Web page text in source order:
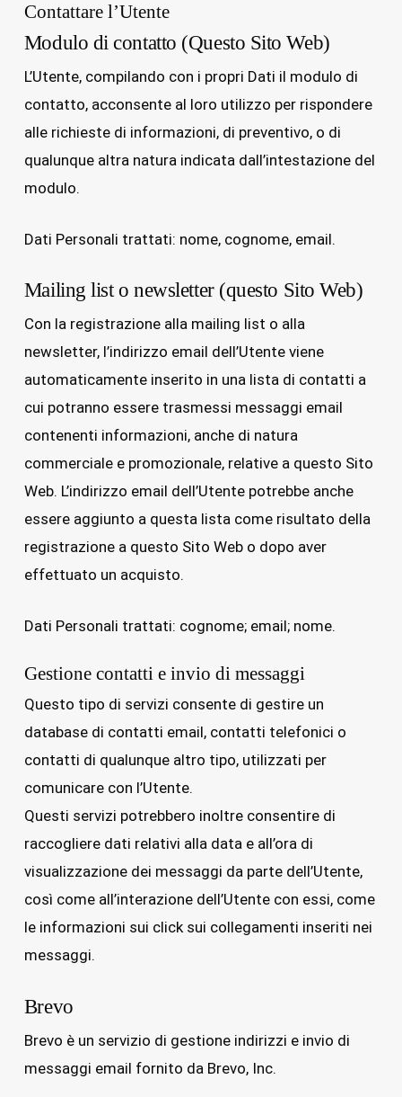
Contattare l’Utente
Modulo di contatto (Questo Sito Web)
L’Utente, compilando con i propri Dati il modulo di
contatto, acconsente al loro utilizzo per rispondere
alle richieste di informazioni, di preventivo, o di
qualunque altra natura indicata dall’intestazione del
modulo.
Dati Personali trattati: nome, cognome, email.
Mailing list o newsletter (questo Sito Web)
Con la registrazione alla mailing list o alla
newsletter, l’indirizzo email dell’Utente viene
automaticamente inserito in una lista di contatti a
cui potranno essere trasmessi messaggi email
contenenti informazioni, anche di natura
commerciale e promozionale, relative a questo Sito
Web. L’indirizzo email dell’Utente potrebbe anche
essere aggiunto a questa lista come risultato della
registrazione a questo Sito Web o dopo aver
effettuato un acquisto.
Dati Personali trattati: cognome; email; nome.
Gestione contatti e invio di messaggi
Questo tipo di servizi consente di gestire un
database di contatti email, contatti telefonici o
contatti di qualunque altro tipo, utilizzati per
comunicare con l’Utente.
Questi servizi potrebbero inoltre consentire di
raccogliere dati relativi alla data e all’ora di
visualizzazione dei messaggi da parte dell’Utente,
così come all’interazione dell’Utente con essi, come
le informazioni sui click sui collegamenti inseriti nei
messaggi.
Brevo
Brevo è un servizio di gestione indirizzi e invio di
messaggi email fornito da Brevo, Inc.